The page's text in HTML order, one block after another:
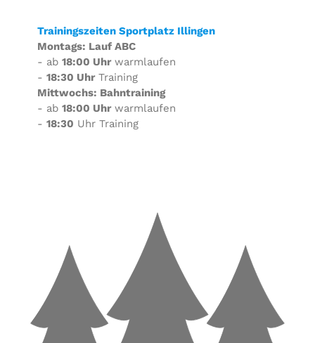
Trainingszeiten Sportplatz Illingen
Montags: Lauf ABC
- ab 18:00 Uhrwarmlaufen
- 18:30 UhrTraining
Mittwochs: Bahntraining
- ab 18:00 Uhrwarmlaufen
- 18:30 Uhr Training